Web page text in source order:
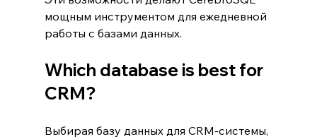
мощным инструментом для ежедневной
работы с базами данных.
Which database is best for
CRM?
Выбирая базу данных для CRM-системы,